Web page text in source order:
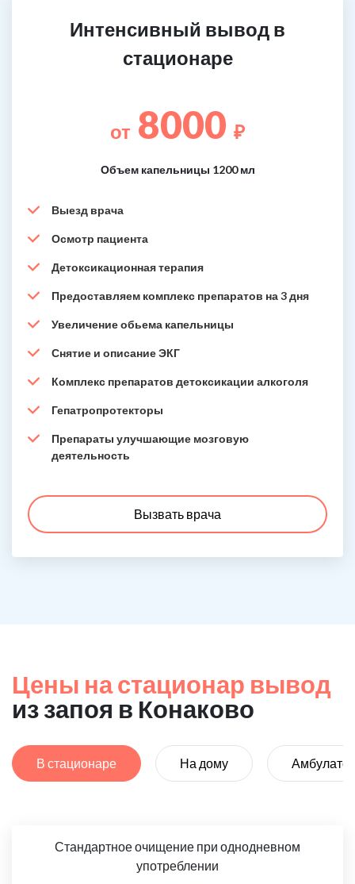
Интенсивный вывод в
стационаре
от 8000 ₽
Объем капельницы 1200 мл
Выезд врача
Осмотр пациента
Детоксикационная терапия
Предоставляем комплекс препаратов на 3 дня
Увеличение обьема капельницы
Снятие и описание ЭКГ
Комплекс препаратов детоксикации алкоголя
Гепатропротекторы
Препараты улучшающие мозговую
деятельность
Вызвать врача
Цены на стационар вывод
из запоя в Конаково
В стационаре На дому
Стандартное очищение при однодневном
употреблении